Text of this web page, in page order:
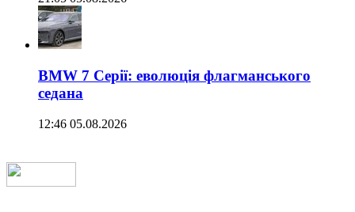
BMW 7 Серії: еволюція флагманського
седана
12:46 05.08.2026